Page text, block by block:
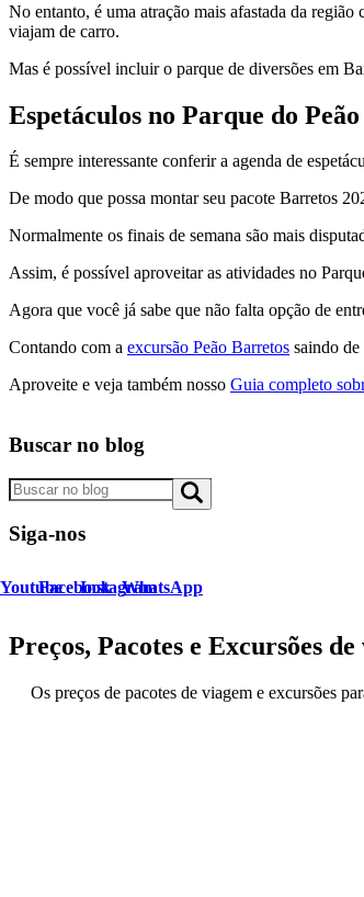
No entanto, é uma atração mais afastada da
viajam de carro.
Mas é possível incluir o parque de diversões em
Espetáculos no Parque do
É sempre interessante conferir a agenda de
De modo que possa montar seu pacote Barretos
Normalmente os finais de semana são mais
Assim, é possível aproveitar as atividades no
Agora que você já sabe que não falta opção de
Contando com a excursão Peão Barretos saindo
Aproveite e veja também nosso Guia completo
Buscar no blog
Pesquisar
Siga-nos
YoutubeFacebookInstagramWhatsApp
Preços, Pacotes e Excursões
Os preços de pacotes de viagem e excursões